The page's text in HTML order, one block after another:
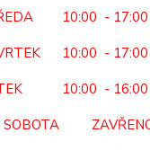
10:00 -
10:00 -
10:00 -
SOBOTA